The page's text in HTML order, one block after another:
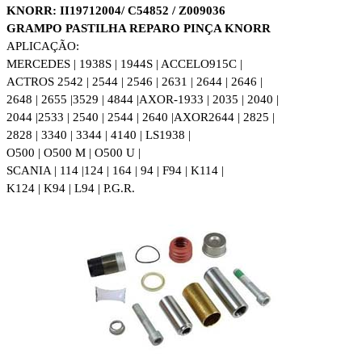
KNORR: II19712004/ C54852 / Z009036
GRAMPO PASTILHA REPARO PINÇA KNORR
APLICAÇÃO:
MERCEDES | 1938S | 1944S | ACCELO915C |
ACTROS 2542 | 2544 | 2546 | 2631 | 2644 | 2646 |
2648 | 2655 |3529 | 4844 |AXOR-1933 | 2035 | 2040 |
2044 |2533 | 2540 | 2544 | 2640 |AXOR2644 | 2825 |
2828 | 3340 | 3344 | 4140 | LS1938 |
O500 | O500 M | O500 U |
SCANIA | 114 |124 | 164 | 94 | F94 | K114 |
K124 | K94 | L94 | P.G.R.